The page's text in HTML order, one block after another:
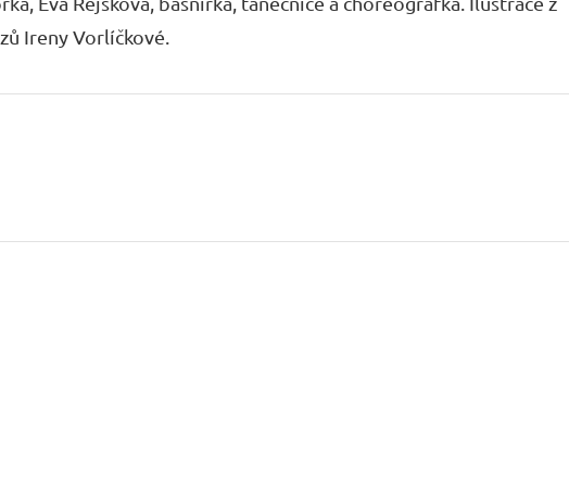
Ireny Vorlíčkové.